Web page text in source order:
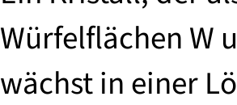
Würfelflächen W
wächst in einer